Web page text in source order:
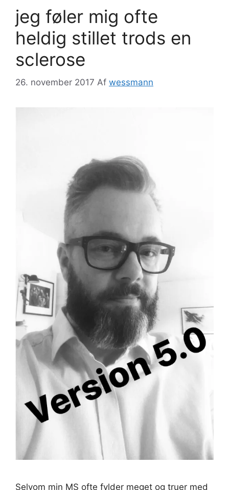
jeg føler mig ofte
heldig stillet trods en
sclerose
26. november 2017 Af wessmann
Selvom min MS ofte fylder meget og truer med